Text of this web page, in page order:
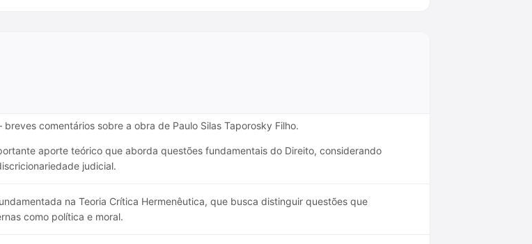
comentários sobre a obra de Paulo Silas Taporosky Filho.
aporte teórico que aborda questões fundamentais do Direito, considerando
judicial.
na Teoria Crítica Hermenêutica, que busca distinguir questões que
como política e moral.